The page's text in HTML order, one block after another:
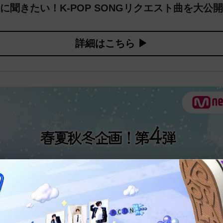
聞きたい！K-POP SONGリクエスト曲を大公
詳細はこちら ▶︎